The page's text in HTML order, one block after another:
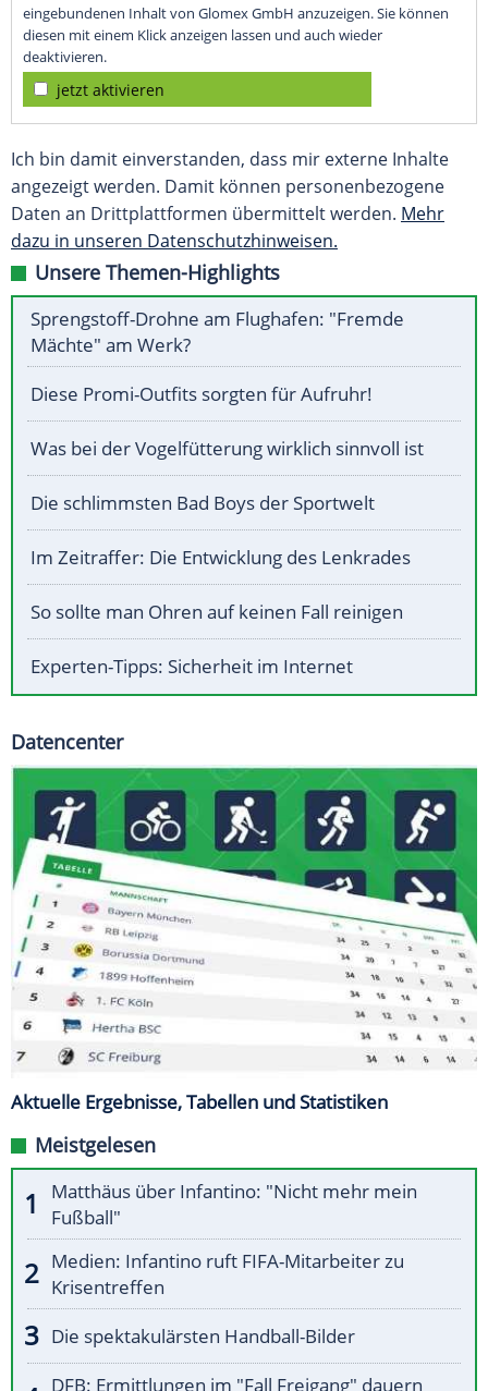
eingebundenen Inhalt von Glomex GmbH anzuzeigen. Sie können
diesen mit einem Klick anzeigen lassen und auch wieder
deaktivieren.
jetzt aktivieren
Ich bin damit einverstanden, dass mir externe Inhalte
angezeigt werden. Damit können personenbezogene
Daten an Drittplattformen übermittelt werden. Mehr
dazu in unseren Datenschutzhinweisen.
Unsere Themen-Highlights
Sprengstoff-Drohne am Flughafen: "Fremde
Mächte" am Werk?
Diese Promi-Outfits sorgten für Aufruhr!
Was bei der Vogelfütterung wirklich sinnvoll ist
Die schlimmsten Bad Boys der Sportwelt
Im Zeitraffer: Die Entwicklung des Lenkrades
So sollte man Ohren auf keinen Fall reinigen
Experten-Tipps: Sicherheit im Internet
Datencenter
Aktuelle Ergebnisse, Tabellen und Statistiken
Meistgelesen
Matthäus über Infantino: "Nicht mehr mein
Fußball"
Medien: Infantino ruft FIFA-Mitarbeiter zu
Krisentreffen
Die spektakulärsten Handball-Bilder
DFB: Ermittlungen im "Fall Freigang" dauern